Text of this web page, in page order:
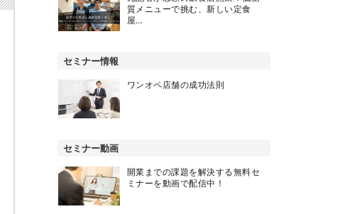
質メニューで挑む、新しい定食
屋…
セミナー情報
ワンオペ店舗の成功法則
セミナー動画
開業までの課題を解決する無料セ
ミナーを動画で配信中！